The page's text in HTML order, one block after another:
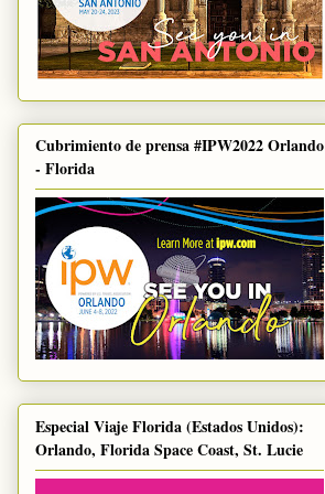
Cubrimiento de prensa #IPW2022 Orlando
- Florida
Especial Viaje Florida (Estados Unidos):
Orlando, Florida Space Coast, St. Lucie